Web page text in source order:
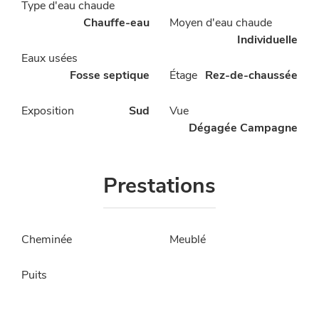
Type d'eau chaude
Chauffe-eau
Moyen d'eau chaude
Individuelle
Eaux usées
Fosse septique
Étage Rez-de-chaussée
Exposition Sud
Vue
Dégagée Campagne
Prestations
Cheminée Meublé
Puits